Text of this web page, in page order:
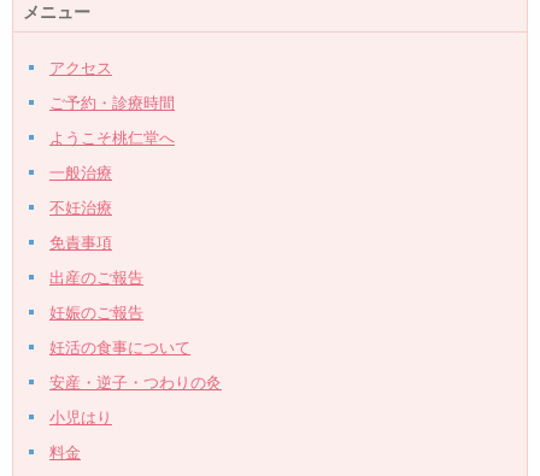
メニュー
アクセス
ご予約・診療時間
ようこそ桃仁堂へ
一般治療
不妊治療
免責事項
出産のご報告
妊娠のご報告
妊活の食事について
安産・逆子・つわりの灸
小児はり
料金